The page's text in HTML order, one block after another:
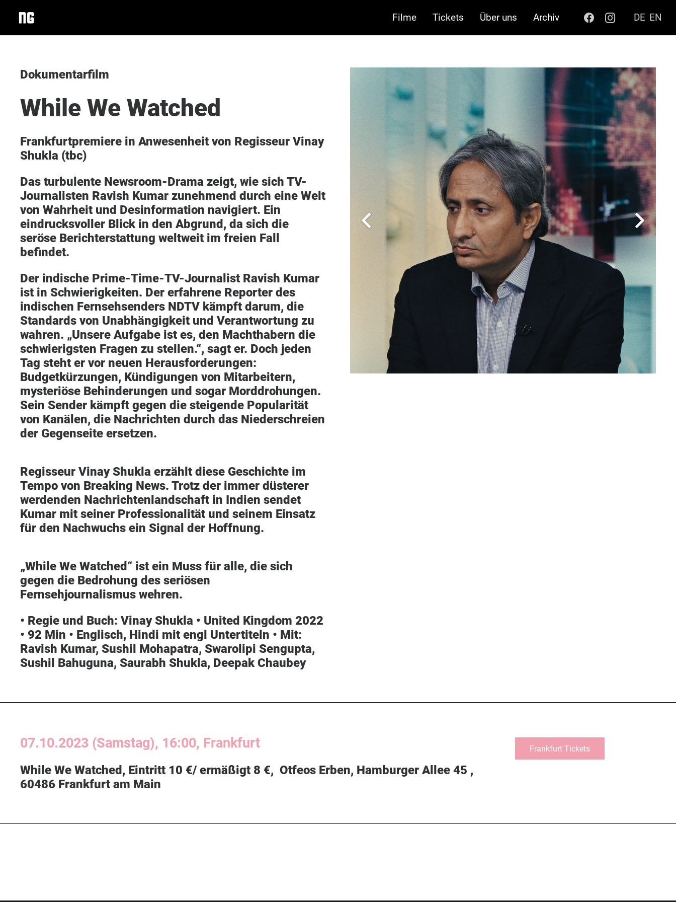
Filme Tickets Über uns Archiv DE EN
Dokumentarfilm
While We Watched
Frankfurtpremiere in Anwesenheit von Regisseur Vinay
Shukla (tbc)
Das turbulente Newsroom-Drama zeigt, wie sich TV-
Journalisten Ravish Kumar zunehmend durch eine Welt
von Wahrheit und Desinformation navigiert. Ein
eindrucksvoller Blick in den Abgrund, da sich die
seröse Berichterstattung weltweit im freien Fall
befindet.
Der indische Prime-Time-TV-Journalist Ravish Kumar
ist in Schwierigkeiten. Der erfahrene Reporter des
indischen Fernsehsenders NDTV kämpft darum, die
Standards von Unabhängigkeit und Verantwortung zu
wahren. „Unsere Aufgabe ist es, den Machthabern die
schwierigsten Fragen zu stellen.“, sagt er. Doch jeden
Tag steht er vor neuen Herausforderungen:
Budgetkürzungen, Kündigungen von Mitarbeitern,
mysteriöse Behinderungen und sogar Morddrohungen.
Sein Sender kämpft gegen die steigende Popularität
von Kanälen, die Nachrichten durch das Niederschreien
der Gegenseite ersetzen.
Regisseur Vinay Shukla erzählt diese Geschichte im
Tempo von Breaking News. Trotz der immer düsterer
werdenden Nachrichtenlandschaft in Indien sendet
Kumar mit seiner Professionalität und seinem Einsatz
für den Nachwuchs ein Signal der Hoffnung.
„While We Watched“ ist ein Muss für alle, die sich
gegen die Bedrohung des seriösen
Fernsehjournalismus wehren.
• Regie und Buch: Vinay Shukla • United Kingdom 2022
• 92 Min • Englisch, Hindi mit engl Untertiteln • Mit:
Ravish Kumar, Sushil Mohapatra, Swarolipi Sengupta,
Sushil Bahuguna, Saurabh Shukla, Deepak Chaubey
07.10.2023 (Samstag), 16:00, Frankfurt
While We Watched , Eintritt 10 €/ ermäßigt 8 €, Otfeos Erben, Hamburger Allee 45 ,
60486 Frankfurt am Main
Frankfurt Tickets